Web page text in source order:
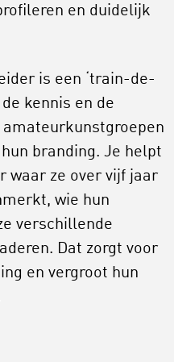
en duidelijk
is een ‘train-de-
kennis en de
branding. Je helpt
waar ze over vijf jaar
wie hun
verschillende
Dat zorgt voor
en vergroot hun